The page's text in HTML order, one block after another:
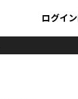
ログイン